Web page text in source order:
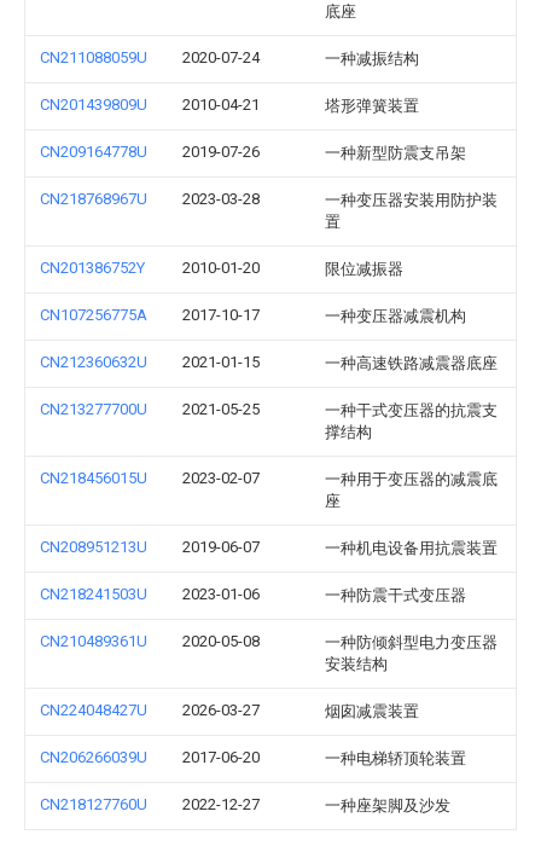
底座
CN211088059U 2020-07-24 一种减振结构
CN201439809U 2010-04-21 塔形弹簧装置
CN209164778U 2019-07-26 一种新型防震支吊架
CN218768967U 2023-03-28
一种变压器安装用防护装
置
CN201386752Y 2010-01-20 限位减振器
CN107256775A 2017-10-17 一种变压器减震机构
CN212360632U 2021-01-15 一种高速铁路减震器底座
CN213277700U 2021-05-25
一种干式变压器的抗震支
撑结构
CN218456015U 2023-02-07
一种用于变压器的减震底
座
CN208951213U 2019-06-07 一种机电设备用抗震装置
CN218241503U 2023-01-06 一种防震干式变压器
CN210489361U 2020-05-08
一种防倾斜型电力变压器
安装结构
CN224048427U 2026-03-27 烟囱减震装置
CN206266039U 2017-06-20 一种电梯轿顶轮装置
CN218127760U 2022-12-27 一种座架脚及沙发